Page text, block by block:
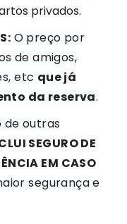
privados.
O preço por
de amigos,
etc que já
da reserva.
outras
SEGURO DE
EM CASO
segurança e